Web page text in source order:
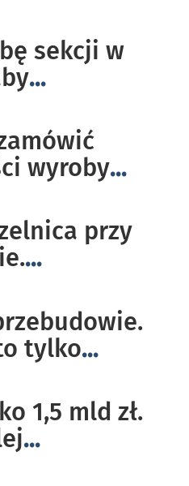
sekcji w
...
wyroby...
przy
...
tylko...
1,5 mld zł.
...